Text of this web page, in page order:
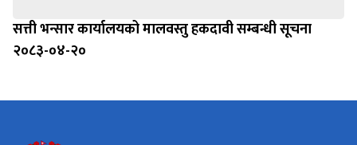
सत्ती भन्सार कार्यालयको मालवस्तु हकदावी सम्बन्धी सूचना
२०८३-०४-२०